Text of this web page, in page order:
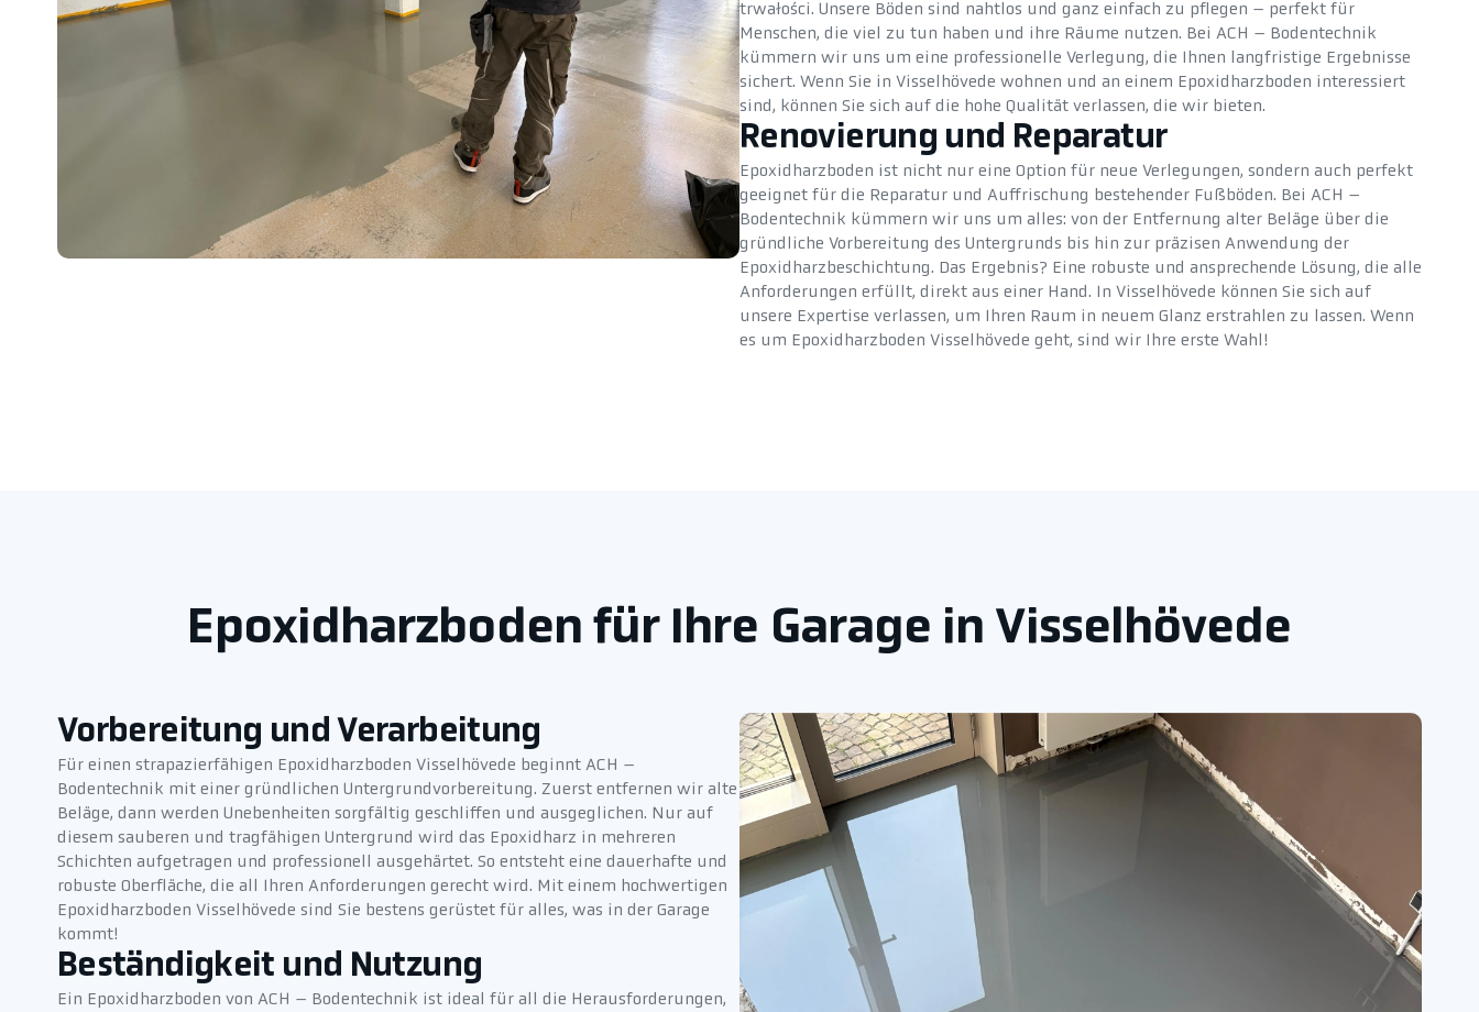
trwałości. Unsere Böden sind nahtlos und ganz einfach zu pflegen – perfekt für
Menschen, die viel zu tun haben und ihre Räume nutzen. Bei ACH – Bodentechnik
kümmern wir uns um eine professionelle Verlegung, die Ihnen langfristige Ergebnisse
sichert. Wenn Sie in Visselhövede wohnen und an einem Epoxidharzboden interessiert
sind, können Sie sich auf die hohe Qualität verlassen, die wir bieten.
Renovierung und Reparatur
Epoxidharzboden ist nicht nur eine Option für neue Verlegungen, sondern auch perfekt
geeignet für die Reparatur und Auffrischung bestehender Fußböden. Bei ACH –
Bodentechnik kümmern wir uns um alles: von der Entfernung alter Beläge über die
gründliche Vorbereitung des Untergrunds bis hin zur präzisen Anwendung der
Epoxidharzbeschichtung. Das Ergebnis? Eine robuste und ansprechende Lösung, die alle
Anforderungen erfüllt, direkt aus einer Hand. In Visselhövede können Sie sich auf
unsere Expertise verlassen, um Ihren Raum in neuem Glanz erstrahlen zu lassen. Wenn
es um Epoxidharzboden Visselhövede geht, sind wir Ihre erste Wahl!
Epoxidharzboden für Ihre Garage in Visselhövede
Vorbereitung und Verarbeitung
Für einen strapazierfähigen Epoxidharzboden Visselhövede beginnt ACH –
Bodentechnik mit einer gründlichen Untergrundvorbereitung. Zuerst entfernen wir alte
Beläge, dann werden Unebenheiten sorgfältig geschliffen und ausgeglichen. Nur auf
diesem sauberen und tragfähigen Untergrund wird das Epoxidharz in mehreren
Schichten aufgetragen und professionell ausgehärtet. So entsteht eine dauerhafte und
robuste Oberfläche, die all Ihren Anforderungen gerecht wird. Mit einem hochwertigen
Epoxidharzboden Visselhövede sind Sie bestens gerüstet für alles, was in der Garage
kommt!
Beständigkeit und Nutzung
Ein Epoxidharzboden von ACH – Bodentechnik ist ideal für all die Herausforderungen,